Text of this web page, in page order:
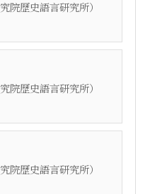
院歷史語言研究所）
院歷史語言研究所）
院歷史語言研究所）